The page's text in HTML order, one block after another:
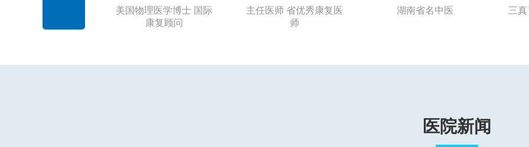
美国物理医学博士 国际
康复顾问
主任医师 省优秀康复医
师
湖南省名中医 三
医院新闻